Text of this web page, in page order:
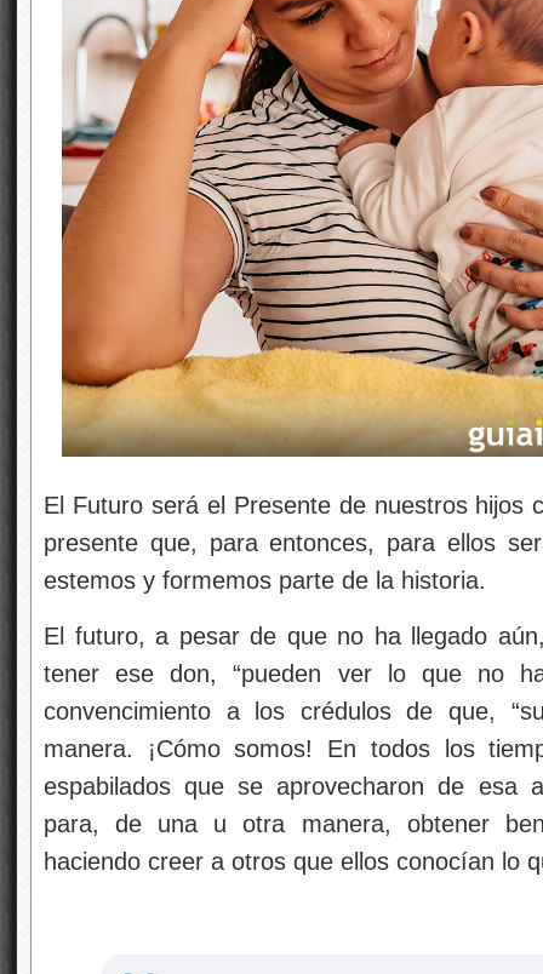
El Futuro será el Presente de nuestros hijos
presente que, para entonces, para ellos
estemos y formemos parte de la historia.
El futuro, a pesar de que no ha llegado
tener ese don, “pueden ver lo que no
convencimiento a los crédulos de que,
manera. ¡Cómo somos! En todos los
espabilados que se aprovecharon de esa
para, de una u otra manera, obtener
haciendo creer a otros que ellos conocían lo